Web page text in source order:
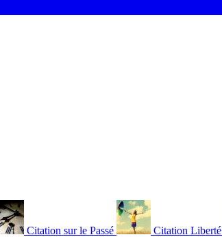
Citation sur le Passé Citation Liberté